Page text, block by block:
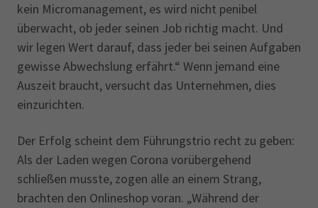
kein Micromanagement, es wird nicht penibel
überwacht, ob jeder seinen Job richtig macht. Und
wir legen Wert darauf, dass jeder bei seinen Aufgaben
gewisse Abwechslung erfährt.“ Wenn jemand eine
Auszeit braucht, versucht das Unternehmen, dies
einzurichten.
Der Erfolg scheint dem Führungstrio recht zu geben:
Als der Laden wegen Corona vorübergehend
schließen musste, zogen alle an einem Strang,
brachten den Onlineshop voran. „Während der